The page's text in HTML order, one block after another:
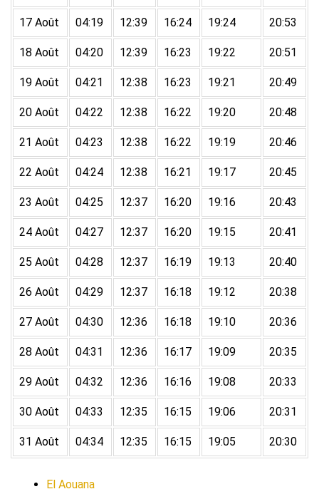
17 Août 04:19 12:39 16:24 19:24 20:53
18 Août 04:20 12:39 16:23 19:22 20:51
19 Août 04:21 12:38 16:23 19:21 20:49
20 Août 04:22 12:38 16:22 19:20 20:48
21 Août 04:23 12:38 16:22 19:19 20:46
22 Août 04:24 12:38 16:21 19:17 20:45
23 Août 04:25 12:37 16:20 19:16 20:43
24 Août 04:27 12:37 16:20 19:15 20:41
25 Août 04:28 12:37 16:19 19:13 20:40
26 Août 04:29 12:37 16:18 19:12 20:38
27 Août 04:30 12:36 16:18 19:10 20:36
28 Août 04:31 12:36 16:17 19:09 20:35
29 Août 04:32 12:36 16:16 19:08 20:33
30 Août 04:33 12:35 16:15 19:06 20:31
31 Août 04:34 12:35 16:15 19:05 20:30
El Aouana